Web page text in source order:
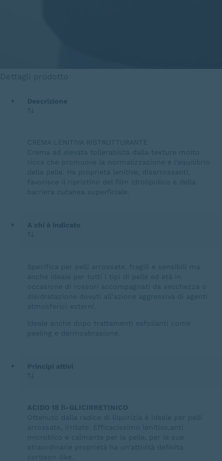
Dettagli prodotto
Descrizione
CREMA LENITIVA RISTRUTTURANTE
Crema ad elevata tollerabilità dalla texture molto
ricca che promuove la normalizzazione e l’equilibrio
della pelle. Ha proprietà lenitive, disarrossanti,
favorisce il ripristino del film idrolipidico e della
barriera cutanea superficiale.
Specifica per pelli arrossate, fragili e sensibili ma
anche ideale per tutti i tipi di pelle ed età in
occasione di rossori accompagnati da secchezza o
disidratazione dovuti all’azione aggressiva di agenti
atmosferici esterni.
Ideale anche dopo trattamenti esfolianti come
peeling e dermoabrasione.
ACIDO 18 Β-GLICIRRETINICO
Ottenuto dalla radice di liquirizia è ideale per pelli
arrossate, irritate. Efficacissimo lenitivo,anti
microbico e calmante per la pelle, per le sue
straordinarie proprietà ha un’attività definita
cortison-like.